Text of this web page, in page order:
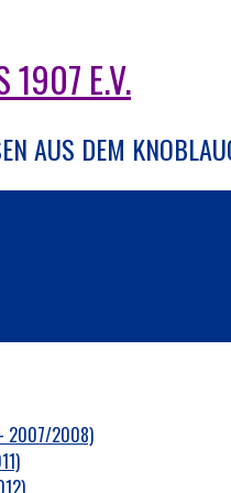
1907 E.V.
AUS DEM
2007/2008)